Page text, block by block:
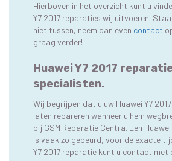
Hierboven in het overzicht kunt u
Y7 2017 reparaties wij uitvoeren.
niet tussen, neem dan even contact
graag verder!
Huawei Y7 2017
specialisten.
Wij begrijpen dat u uw Huawei Y7
laten repareren wanneer u hem
bij GSM Reparatie Centra. Een
is vaak zo gebeurd, voor de exacte
Y7 2017 reparatie kunt u contact met